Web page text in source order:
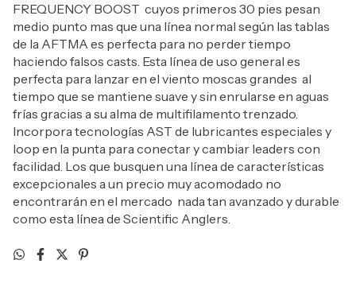
FREQUENCY BOOST cuyos primeros 30 pies pesan
medio punto mas que una línea normal según las tablas
de la AFTMA es perfecta para no perder tiempo
haciendo falsos casts. Esta línea de uso general es
perfecta para lanzar en el viento moscas grandes al
tiempo que se mantiene suave y sin enrularse en aguas
frías gracias a su alma de multifilamento trenzado.
Incorpora tecnologías AST de lubricantes especiales y
loop en la punta para conectar y cambiar leaders con
facilidad. Los que busquen una línea de características
excepcionales a un precio muy acomodado no
encontrarán en el mercado nada tan avanzado y durable
como esta línea de Scientific Anglers.